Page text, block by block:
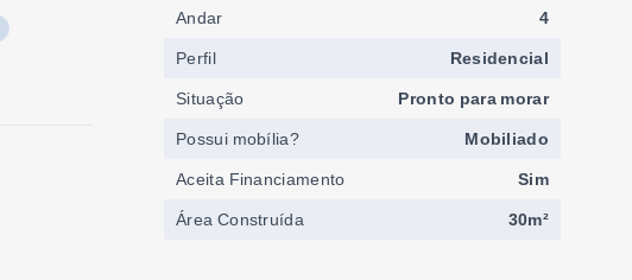
Andar 4
Perfil Residencial
Situação Pronto para morar
Possui mobília? Mobiliado
Aceita Financiamento Sim
Área Construída 30m²